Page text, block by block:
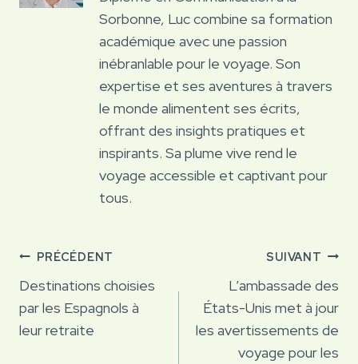
Sorbonne, Luc combine sa formation
académique avec une passion
inébranlable pour le voyage. Son
expertise et ses aventures à travers
le monde alimentent ses écrits,
offrant des insights pratiques et
inspirants. Sa plume vive rend le
voyage accessible et captivant pour
tous.
Navigation
de
l’article
PRÉCÉDENT
Destinations choisies
par les Espagnols à
leur retraite
SUIVANT
L’ambassade des
États-Unis met à jour
les avertissements de
voyage pour les